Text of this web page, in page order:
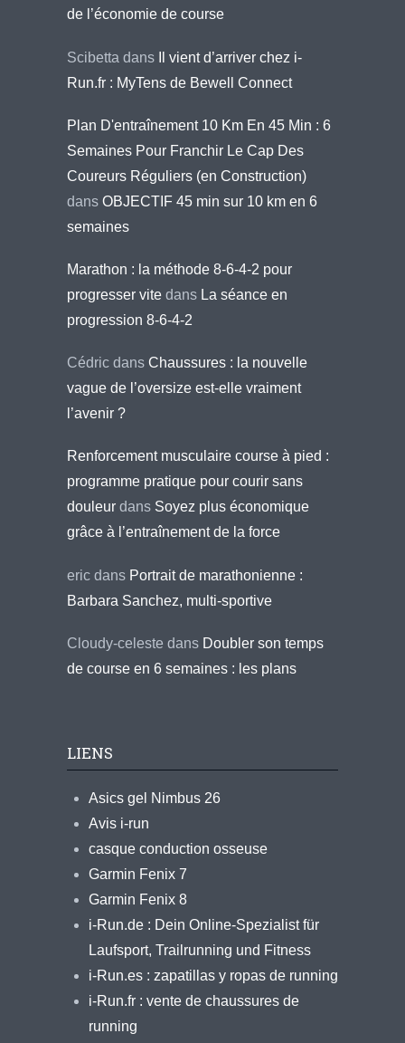
de l’économie de course
Scibetta dans
Il vient d’arriver chez i-
Run.fr : MyTens de Bewell Connect
Plan D'entraînement 10 Km En 45 Min : 6
Semaines Pour Franchir Le Cap Des
Coureurs Réguliers (en Construction)
dans OBJECTIF 45 min sur 10 km en 6
semaines
Marathon : la méthode 8-6-4-2 pour
progresser vite dans La séance en
progression 8-6-4-2
Cédric dans Chaussures : la nouvelle
vague de l’oversize est-elle vraiment
l’avenir ?
Renforcement musculaire course à pied :
programme pratique pour courir sans
douleur dans Soyez plus économique
grâce à l’entraînement de la force
eric dans Portrait de marathonienne :
Barbara Sanchez, multi-sportive
Cloudy-celeste dans Doubler son temps
de course en 6 semaines : les plans
LIENS
Asics gel Nimbus 26
Avis i-run
casque conduction osseuse
Garmin Fenix 7
Garmin Fenix 8
i-Run.de : Dein Online-Spezialist für
Laufsport, Trailrunning und Fitness
i-Run.es : zapatillas y ropas de running
i-Run.fr : vente de chaussures de
running